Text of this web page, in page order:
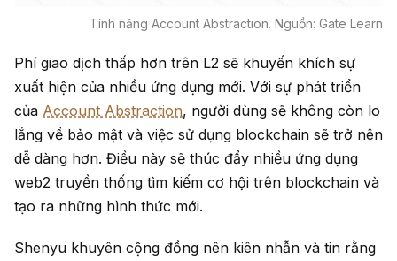
Tính năng Account Abstraction. Nguồn: Gate Learn
Phí giao dịch thấp hơn trên L2 sẽ khuyến khích sự
xuất hiện của nhiều ứng dụng mới. Với sự phát triển
của Account Abstraction, người dùng sẽ không còn lo
lắng về bảo mật và việc sử dụng blockchain sẽ trở nên
dễ dàng hơn. Điều này sẽ thúc đẩy nhiều ứng dụng
web2 truyền thống tìm kiếm cơ hội trên blockchain và
tạo ra những hình thức mới.
Shenyu khuyên cộng đồng nên kiên nhẫn và tin rằng